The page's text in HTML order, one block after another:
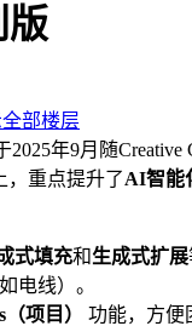
版
部楼层
2025年9月随
，重点提升了AI智能
式填充和生成式扩展
电线）。
项目）
功能，方便